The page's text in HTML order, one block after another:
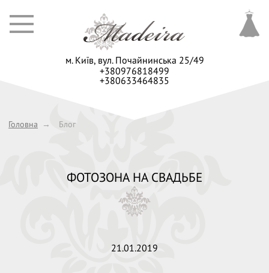
+380976818499
+380633464835
м. Київ, вул. Почайнинська 25/49
Головна → Блог
ФОТОЗОНА НА СВАДЬБЕ
21.01.2019